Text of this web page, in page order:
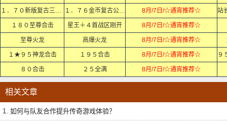
１．７０新版复古三职业 １．７６金币复古公益服 8月/7日/☆通宵推荐☆
１８０至尊合击 星王＋４首战区刚开 8月/7日/☆通宵推荐☆
至尊火龙 高爆火龙 8月/7日/☆通宵推荐☆
１★９５神龙合击 １９５合击 8月/7日/☆通宵推荐☆
８０合击 ２５全满 8月/7日/☆通宵推荐☆
相关文章
1. 如何与队友合作提升传奇游戏体验？